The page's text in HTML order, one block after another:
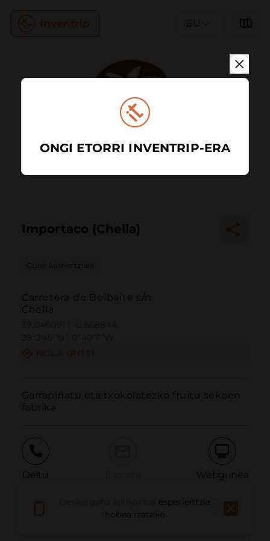
EU
Importaco (Chella)
Gune komertziala
Carretera de Bolbaite s/n
Chella
Garrapiñatu eta txokolatezko fruitu sekoen
fabrika
Deitu Webgunea
Eman arazoa
esperientzia
hobea izateko
ONGI ETORRI INVENTRIP-ERA